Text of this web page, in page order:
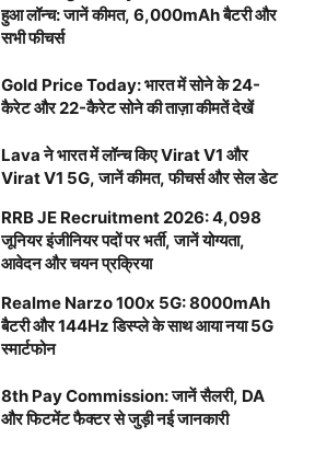
हुआ लॉन्च: जानें कीमत, 6,000mAh बैटरी और
सभी फीचर्स
Gold Price Today: भारत में सोने के 24-
कैरेट और 22-कैरेट सोने की ताज़ा कीमतें देखें
Lava ने भारत में लॉन्च किए Virat V1 और
Virat V1 5G, जानें कीमत, फीचर्स और सेल डेट
RRB JE Recruitment 2026: 4,098
जूनियर इंजीनियर पदों पर भर्ती, जानें योग्यता,
आवेदन और चयन प्रक्रिया
Realme Narzo 100x 5G: 8000mAh
बैटरी और 144Hz डिस्प्ले के साथ आया नया 5G
स्मार्टफोन
8th Pay Commission: जानें सैलरी, DA
और फिटमेंट फैक्टर से जुड़ी नई जानकारी